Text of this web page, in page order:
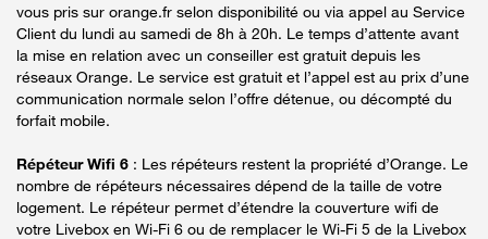
vous pris sur orange.fr selon disponibilité ou via appel au Service
Client du lundi au samedi de 8h à 20h. Le temps d’attente avant
la mise en relation avec un conseiller est gratuit depuis les
réseaux Orange. Le service est gratuit et l’appel est au prix d’une
communication normale selon l’offre détenue, ou décompté du
forfait mobile.
Répéteur Wifi 6 : Les répéteurs restent la propriété d’Orange. Le
nombre de répéteurs nécessaires dépend de la taille de votre
logement. Le répéteur permet d’étendre la couverture wifi de
votre Livebox en Wi-Fi 6 ou de remplacer le Wi-Fi 5 de la Livebox